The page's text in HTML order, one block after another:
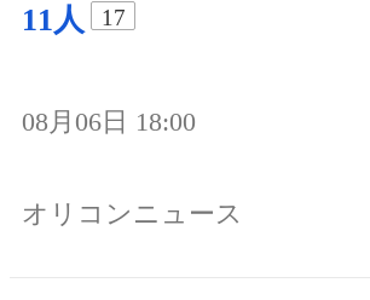
11人
17
08月06日 18:00
オリコンニュース